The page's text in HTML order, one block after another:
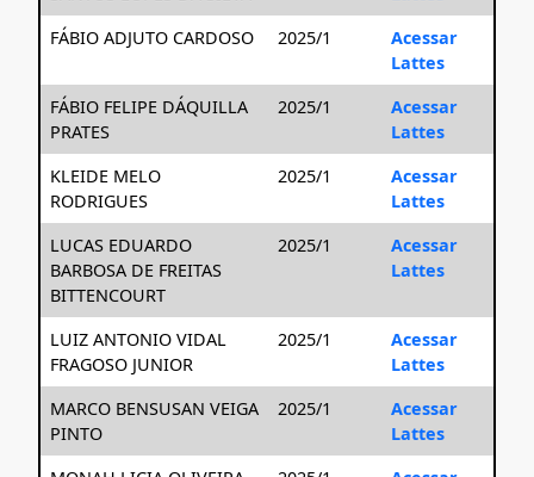
FÁBIO ADJUTO CARDOSO
2025/1
Acessar
Lattes
FÁBIO FELIPE DÁQUILLA
PRATES
2025/1
Acessar
Lattes
KLEIDE MELO
RODRIGUES
2025/1
Acessar
Lattes
LUCAS EDUARDO
BARBOSA DE FREITAS
BITTENCOURT
2025/1
Acessar
Lattes
LUIZ ANTONIO VIDAL
FRAGOSO JUNIOR
2025/1
Acessar
Lattes
MARCO BENSUSAN VEIGA
PINTO
2025/1
Acessar
Lattes